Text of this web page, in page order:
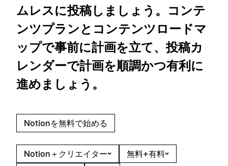
ムレスに投稿しましょう。コンテ
ンツプランとコンテンツロードマ
ップで事前に計画を立て、投稿カ
レンダーで計画を順調かつ有利に
進めましょう。
Notionを無料で始める
Notion＋クリエイター
無料+有料